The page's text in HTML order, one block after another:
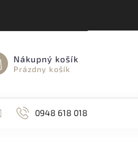
Nákupný košík
Prázdny košík
0948 618 018